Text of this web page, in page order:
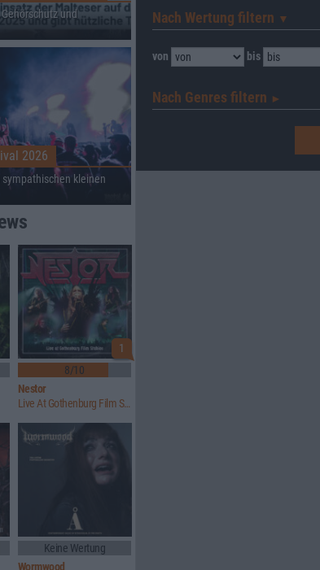
Nach Wertung filtern ▼︎
von bis
Nach Genres filtern ►︎
und
2026
kleinen
1
8/10
Nestor
Live At Gothenburg Film Studios
Keine Wertung
Wormwood